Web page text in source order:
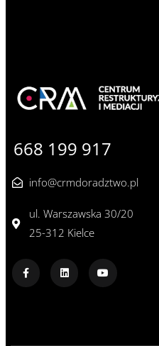
668 199 917
info@crmdoradztwo.pl
ul. Warszawska 30/20
25-312 Kielce